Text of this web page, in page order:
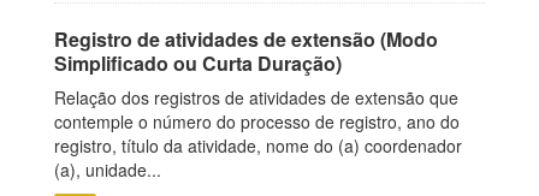
Registro de atividades de extensão (Modo
Simplificado ou Curta Duração)
Relação dos registros de atividades de extensão que
contemple o número do processo de registro, ano do
registro, título da atividade, nome do (a) coordenador
(a), unidade...